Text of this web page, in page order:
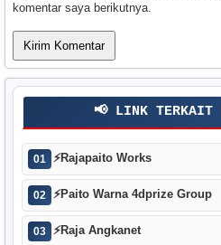
komentar saya berikutnya.
📢 LINK TERKAIT
01 ⚡Rajapaito Works
02 ⚡Paito Warna 4dprize Group
03 ⚡Raja Angkanet